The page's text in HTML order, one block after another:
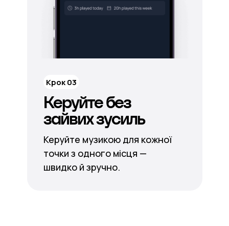
Керуйте без
зайвих зусиль
Керуйте музикою для кожної
точки з одного місця —
швидко й зручно.
Крок 03